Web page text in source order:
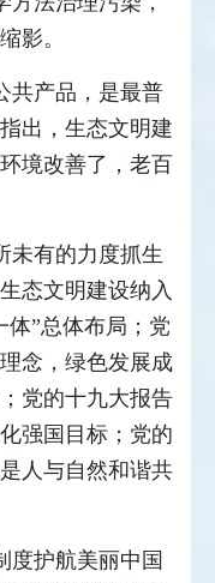
影。
共产品，是最普
出，生态文明建
境改善了，老百
未有的力度抓生
态文明建设纳入
体”总体布局；党
念，绿色发展成
党的十九大报告
强国目标；党的
人与自然和谐共
度护航美丽中国